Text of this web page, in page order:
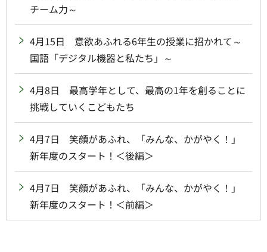
チーム力～
4月15日 意欲あふれる6年生の授業に招かれて～
国語「デジタル機器と私たち」～
4月8日 最高学年として、最高の1年を創ることに
挑戦していくこどもたち
4月7日 笑顔があふれ、「みんな、かがやく！」
新年度のスタート！＜後編＞
4月7日 笑顔があふれ、「みんな、かがやく！」
新年度のスタート！＜前編＞